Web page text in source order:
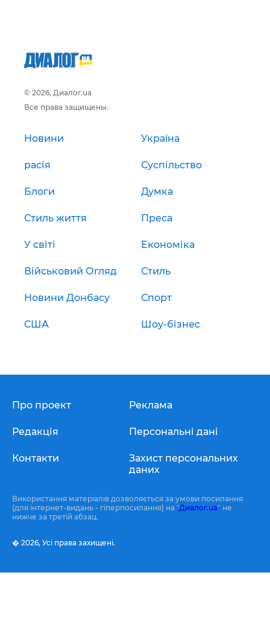
© 2026, Диалог.ua
Все права защищены.
Новини Україна
расія Суспільство
Блоги Думка
Стиль життя Преса
У світі Економіка
Військовий Огляд Стиль
Новини Донбасу Спорт
США Шоу-бізнес
Про проект
Редакція
Контакти
Реклама
Персональні дані
Захист персональних
даних
Використання матеріалів дозволяється за умови посилання
(для інтернет-видань - гіперпосилання) на "Диалог.ua" не
нижче за третій абзац.
� 2026, Усі права захищені.